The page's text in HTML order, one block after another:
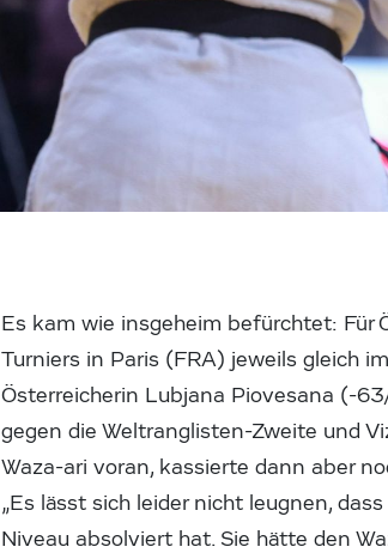
Es kam wie insgeheim befürchtet: Für
Turniers in Paris (FRA) jeweils gleich
Österreicherin Lubjana Piovesana (-
gegen die Weltranglisten-Zweite und
Waza-ari voran, kassierte dann aber
„Es lässt sich leider nicht leugnen,
Niveau absolviert hat. Sie hätte den